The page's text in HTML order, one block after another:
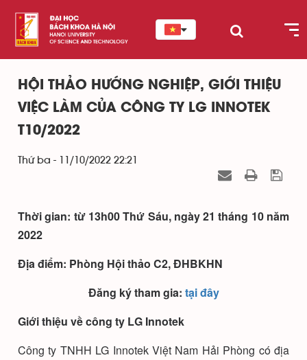
HỘI THẢO HƯỚNG NGHIỆP, GIỚI THIỆU
VIỆC LÀM CỦA CÔNG TY LG INNOTEK
T10/2022
Thứ ba - 11/10/2022 22:21
Thời gian: từ 13h00 Thứ Sáu, ngày 21 tháng 10 năm
2022
Địa điểm: Phòng Hội thảo C2, ĐHBKHN
Đăng ký tham gia: tại đây
Giới thiệu về công ty LG Innotek
Công ty TNHH LG Innotek Việt Nam Hải Phòng có địa